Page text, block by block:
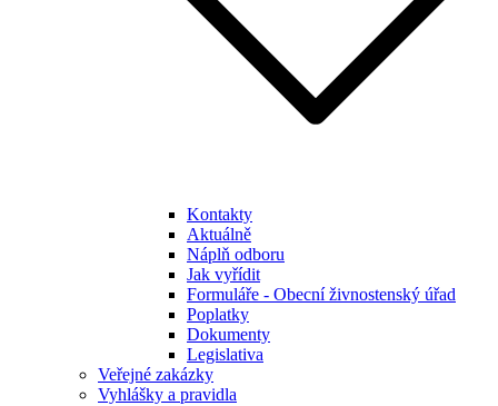
Kontakty
Aktuálně
Náplň odboru
Jak vyřídit
Formuláře - Obecní živnostenský úřad
Poplatky
Dokumenty
Legislativa
Veřejné zakázky
Vyhlášky a pravidla